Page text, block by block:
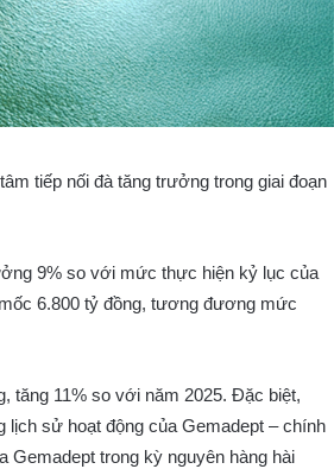
tiếp nối đà tăng trưởng trong giai đoạn
9% so với mức thực hiện kỷ lục của
6.800 tỷ đồng, tương đương mức
tăng 11% so với năm 2025. Đặc biệt,
lịch sử hoạt động của Gemadept – chính
Gemadept trong kỳ nguyên hàng hài